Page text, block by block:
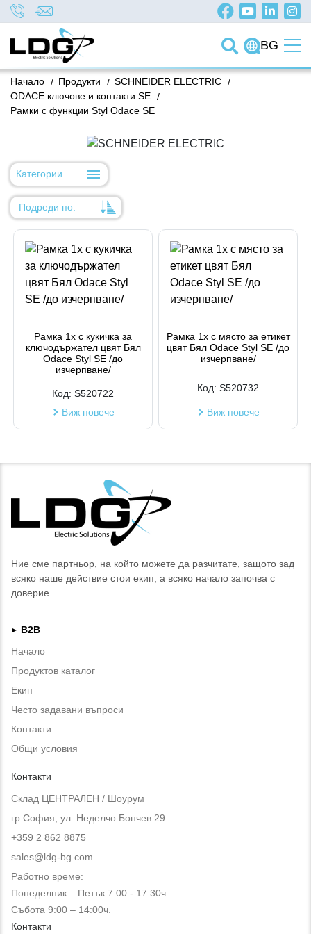
BG
/
Начало /
Продукти /
SCHNEIDER ELECTRIC
/
ODACE ключове и контакти SE
Рамки с функции Styl Odace SE
Категории
Подреди по:
Име
Код на артикул
Код на артикул
Рамка 1х с кукичка за
ключодържател цвят Бял
Odace Styl SE /до
изчерпване/
Код: S520722
Виж повече
Рамка 1х с място за етикет
цвят Бял Odace Styl SE /до
изчерпване/
Код: S520732
Виж повече
Ние сме партньор, на който можете да разчитате, защото зад
всяко наше действие стои екип, а всяко начало започва с
доверие.
►
B2B
Начало
Продуктов каталог
Екип
Често задавани въпроси
Контакти
Общи условия
Контакти
Склад ЦЕНТРАЛЕН / Шоурум
гр.София, ул. Неделчо Бончев 29
+359 2 862 8875
sales@ldg-bg.com
Работно време:
Понеделник – Петък 7:00 - 17:30ч.
Събота 9:00 – 14:00ч.
Контакти